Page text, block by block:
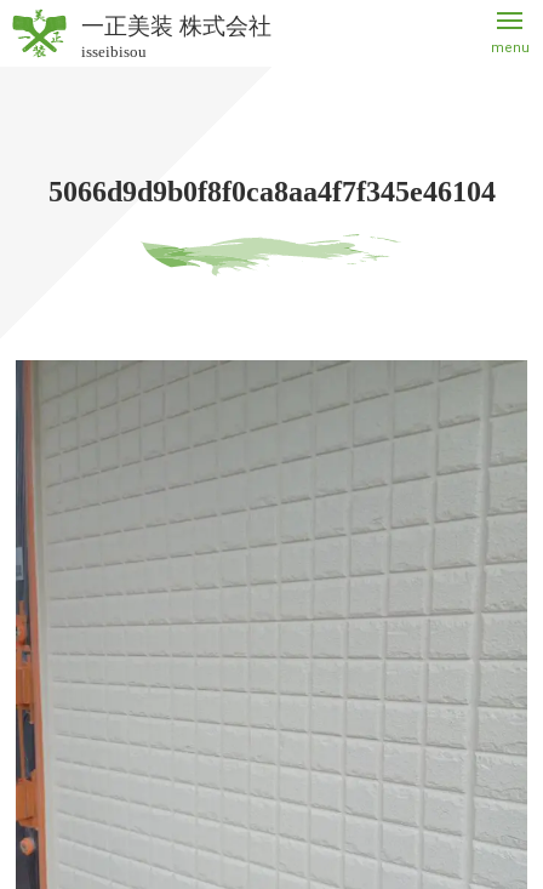
一正美装 株式会社
isseibisou menu
5066d9d9b0f8f0ca8aa4f7f345e46104